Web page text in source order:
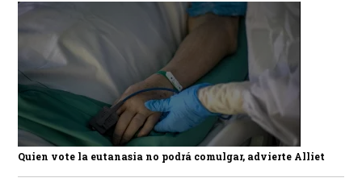
Quien vote la eutanasia no podrá comulgar, advierte Alliet